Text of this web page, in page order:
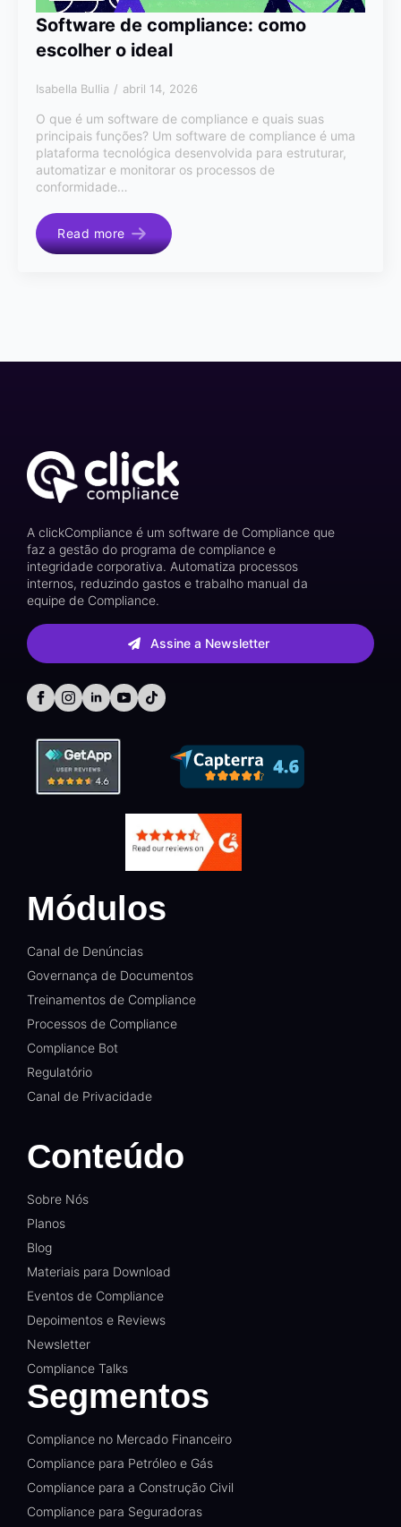
Software de compliance: como
escolher o ideal
Isabella Bullia abril 14, 2026
O que é um software de compliance e quais suas
principais funções? Um software de compliance é uma
plataforma tecnológica desenvolvida para estruturar,
automatizar e monitorar os processos de
conformidade…
Read more
A clickCompliance é um software de Compliance que
faz a gestão do programa de compliance e
integridade corporativa. Automatiza processos
internos, reduzindo gastos e trabalho manual da
equipe de Compliance.
Assine a Newsletter
Módulos
Canal de Denúncias
Governança de Documentos
Treinamentos de Compliance
Processos de Compliance
Compliance Bot
Regulatório
Canal de Privacidade
Conteúdo
Sobre Nós
Planos
Blog
Materiais para Download
Eventos de Compliance
Depoimentos e Reviews
Newsletter
Compliance Talks
Segmentos
Compliance no Mercado Financeiro
Compliance para Petróleo e Gás
Compliance para a Construção Civil
Compliance para Seguradoras